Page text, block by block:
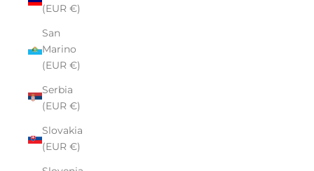
(EUR €)
San
Marino
(EUR €)
Serbia
(EUR €)
Slovakia
(EUR €)